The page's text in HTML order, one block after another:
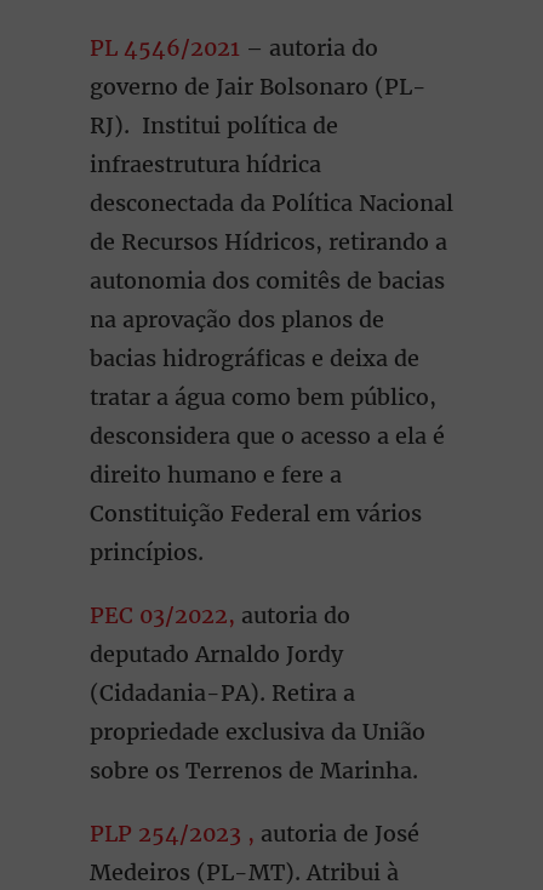
PL 4546/2021 – autoria do
governo de Jair Bolsonaro (PL-
RJ). Institui política de
infraestrutura hídrica
desconectada da Política Nacional
de Recursos Hídricos, retirando a
autonomia dos comitês de bacias
na aprovação dos planos de
bacias hidrográficas e deixa de
tratar a água como bem público,
desconsidera que o acesso a ela é
direito humano e fere a
Constituição Federal em vários
princípios.
PEC 03/2022, autoria do
deputado Arnaldo Jordy
(Cidadania-PA). Retira a
propriedade exclusiva da União
sobre os Terrenos de Marinha.
PLP 254/2023 , autoria de José
Medeiros (PL-MT). Atribui à